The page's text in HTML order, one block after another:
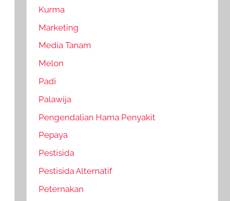
Kurma
Marketing
Media Tanam
Melon
Padi
Palawija
Pengendalian Hama Penyakit
Pepaya
Pestisida
Pestisida Alternatif
Peternakan